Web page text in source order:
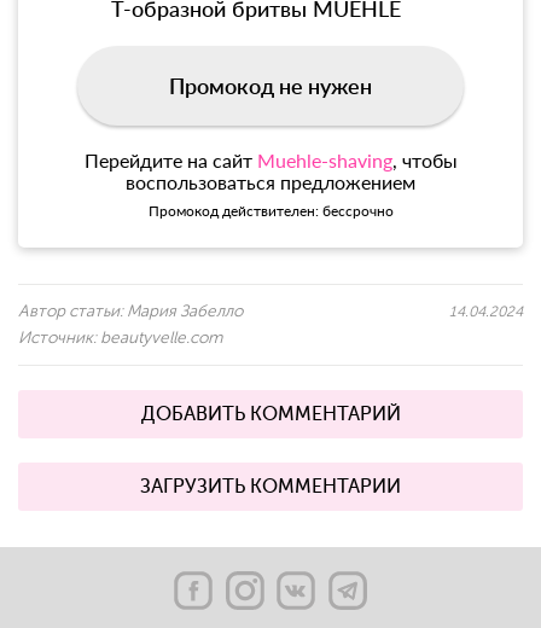
Т-образной бритвы MUEHLE
Промокод не нужен
Перейдите на сайт Muehle-shaving, чтобы
воспользоваться предложением
Промокод действителен: бессрочно
Автор статьи: Мария Забелло
Источник: beautyvelle.com
14.04.2024
ДОБАВИТЬ КОММЕНТАРИЙ
ЗАГРУЗИТЬ КОММЕНТАРИИ